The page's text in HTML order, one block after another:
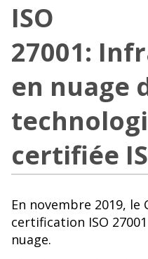
ISO
27001:
en nuage
certifiée
En novembre 2019, le
certification ISO
nuage.